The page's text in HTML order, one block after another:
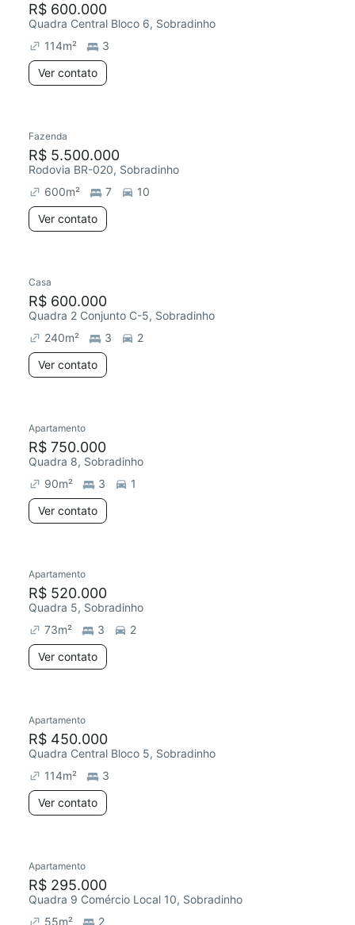
R$ 600.000
Quadra Central Bloco 6, Sobradinho
114m²
3
Ver contato
Fazenda
R$ 5.500.000
Rodovia BR-020, Sobradinho
600m² 7
10
Ver contato
Casa
R$ 600.000
Quadra 2 Conjunto C-5, Sobradinho
240m² 3
2
Ver contato
Apartamento
R$ 750.000
Quadra 8, Sobradinho
90m² 3
1
Ver contato
Apartamento
R$ 520.000
Quadra 5, Sobradinho
73m² 3
2
Ver contato
Apartamento
R$ 450.000
Quadra Central Bloco 5, Sobradinho
114m²
3
Ver contato
Apartamento
R$ 295.000
Quadra 9 Comércio Local 10, Sobradinho
55m² 2